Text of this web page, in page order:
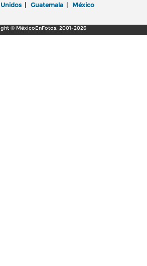
| Guatemala | México
© MéxicoEnFotos, 2001-2026